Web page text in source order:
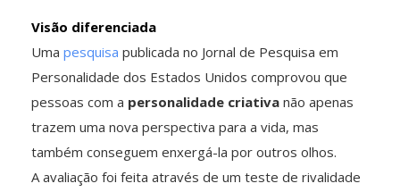
Visão diferenciada
Uma pesquisa publicada no Jornal de Pesquisa em
Personalidade dos Estados Unidos comprovou que
pessoas com a personalidade criativa não apenas
trazem uma nova perspectiva para a vida, mas
também conseguem enxergá-la por outros olhos.
A avaliação foi feita através de um teste de rivalidade